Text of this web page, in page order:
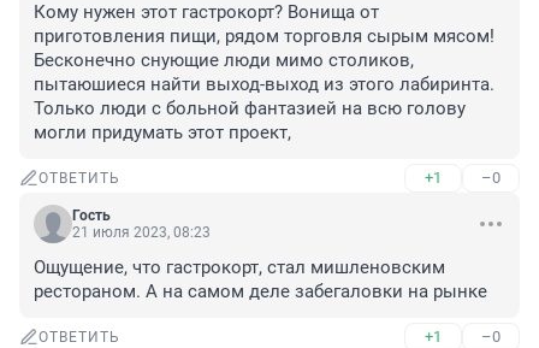
Кому нужен этот гастрокорт? Вонища от
приготовления пищи, рядом торговля сырым мясом!
Бесконечно снующие люди мимо столиков,
пытаюшиеся найти выход-выход из этого лабиринта.
Только люди с больной фантазией на всю голову
могли придумать этот проект,
ОТВЕТИТЬ +1 –0
Гость
21 июля 2023, 08:23
Ощущение, что гастрокорт, стал мишленовским
рестораном. А на самом деле забегаловки на рынке
ОТВЕТИТЬ +1 –0